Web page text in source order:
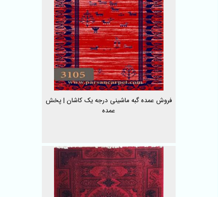
فروش عمده گبه ماشینی درجه یک کاشان | پخش
عمده